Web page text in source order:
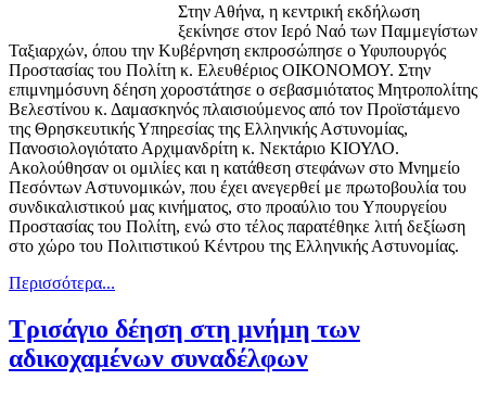
Στην Αθήνα, η κεντρική εκδήλωση
ξεκίνησε στον Ιερό Ναό των Παμμεγίστων
Ταξιαρχών, όπου την Κυβέρνηση εκπροσώπησε ο Υφυπουργός
Προστασίας του Πολίτη κ. Ελευθέριος ΟΙΚΟΝΟΜΟΥ. Στην
επιμνημόσυνη δέηση χοροστάτησε ο σεβασμιότατος Μητροπολίτης
Βελεστίνου κ. Δαμασκηνός πλαισιούμενος από τον Προϊστάμενο
της Θρησκευτικής Υπηρεσίας της Ελληνικής Αστυνομίας,
Πανοσιολογιότατο Αρχιμανδρίτη κ. Νεκτάριο ΚΙΟΥΛΟ.
Ακολούθησαν οι ομιλίες και η κατάθεση στεφάνων στο Μνημείο
Πεσόντων Αστυνομικών, που έχει ανεγερθεί με πρωτοβουλία του
συνδικαλιστικού μας κινήματος, στο προαύλιο του Υπουργείου
Προστασίας του Πολίτη, ενώ στο τέλος παρατέθηκε λιτή δεξίωση
στο χώρο του Πολιτιστικού Κέντρου της Ελληνικής Αστυνομίας.
Περισσότερα...
Τρισάγιο δέηση στη μνήμη των
αδικοχαμένων συναδέλφων